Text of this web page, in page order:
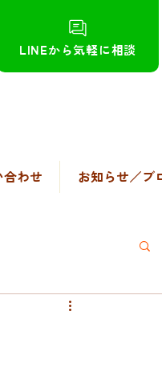
LINEから気軽に相談
合わせ お知らせ／ブ